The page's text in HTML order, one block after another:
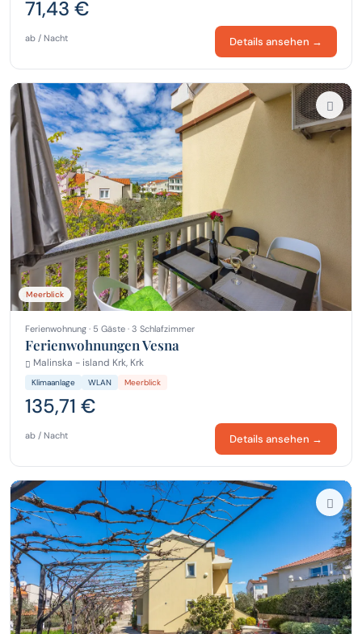
71,43 €
ab / Nacht Details ansehen →
Meerblick
Ferienwohnung · 5 Gäste · 3 Schlafzimmer
Ferienwohnungen Vesna
Malinska - island Krk, Krk
Klimaanlage WLAN Meerblick
135,71 €
ab / Nacht Details ansehen →